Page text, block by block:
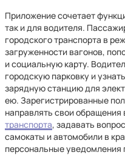
Приложение сочетает
так и для водителя.
городского транспорта в
загруженности вагонов,
и социальную карту.
городскую парковку и
зарядную станцию для
ею. Зарегистрированные
направлять свои обращения
транспорта, задавать
самокаты и автомобили в
персональные